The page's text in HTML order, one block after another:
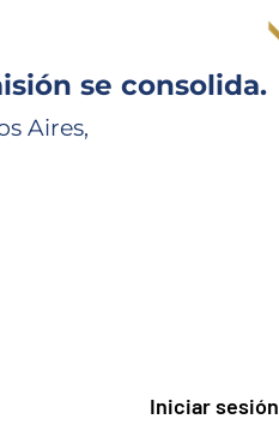
se consolida.
Aires,
Iniciar sesión